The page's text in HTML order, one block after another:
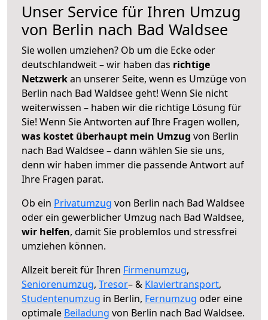
Unser Service für Ihren Umzug
von Berlin nach Bad Waldsee
Sie wollen umziehen? Ob um die Ecke oder
deutschlandweit – wir haben das richtige
Netzwerkan unserer Seite, wenn es Umzüge von
Berlin nach Bad Waldsee geht! Wenn Sie nicht
weiterwissen – haben wir die richtige Lösung für
Sie! Wenn Sie Antworten auf Ihre Fragen wollen,
was kostet überhaupt mein Umzug von Berlin
nach Bad Waldsee – dann wählen Sie sie uns,
denn wir haben immer die passende Antwort auf
Ihre Fragen parat.
Ob ein Privatumzug von Berlin nach Bad Waldsee
oder ein gewerblicher Umzug nach Bad Waldsee,
wir helfen, damit Sie problemlos und stressfrei
umziehen können.
Allzeit bereit für Ihren Firmenumzug,
Seniorenumzug, Tresor– & Klaviertransport,
Studentenumzug in Berlin, Fernumzug oder eine
optimale Beiladung von Berlin nach Bad Waldsee.